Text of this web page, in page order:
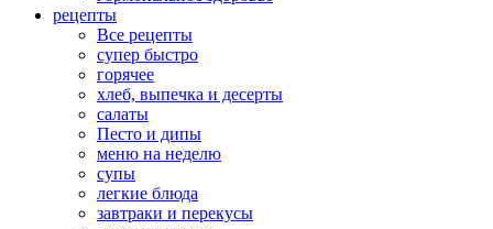
рецепты
Все рецепты
супер быстро
горячее
хлеб, выпечка и десерты
салаты
Песто и дипы
меню на неделю
супы
легкие блюда
завтраки и перекусы